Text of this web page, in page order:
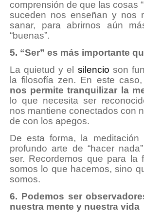
comprensión de que las cosas
suceden nos enseñan y nos
sanar, para abrirnos aún
“buenas”.
5. “Ser” es más importante
La quietud y el silencio son
la filosofía zen. En este caso,
nos permite tranquilizar la
lo que necesita ser
nos mantiene conectados con
de con los apegos.
De esta forma, la meditación
profundo arte de “hacer
ser. Recordemos que para la
somos lo que hacemos, sino
somos.
6. Podemos ser
nuestra mente y nuestra vida